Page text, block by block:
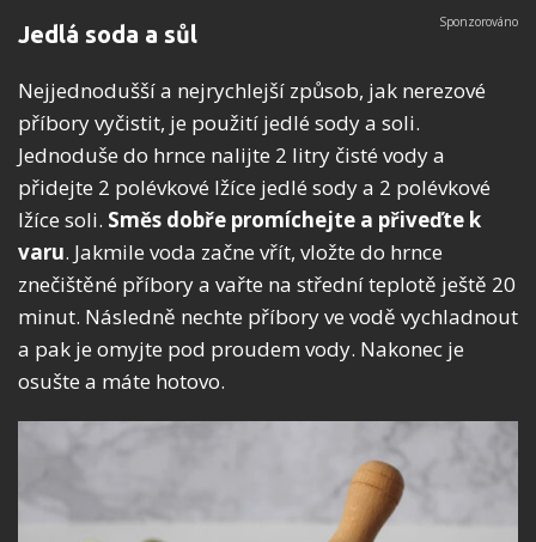
Jedlá soda a sůl
Nejjednodušší a nejrychlejší způsob, jak nerezové
příbory vyčistit, je použití jedlé sody a soli.
Jednoduše do hrnce nalijte 2 litry čisté vody a
přidejte 2 polévkové lžíce jedlé sody a 2 polévkové
lžíce soli. Směs dobře promíchejte a přiveďte k
varu. Jakmile voda začne vřít, vložte do hrnce
znečištěné příbory a vařte na střední teplotě ještě 20
minut. Následně nechte příbory ve vodě vychladnout
a pak je omyjte pod proudem vody. Nakonec je
osušte a máte hotovo.